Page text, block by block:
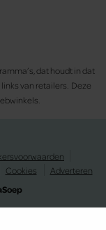
dat houdt in dat
van retailers. Deze
Cookies
Adverteren